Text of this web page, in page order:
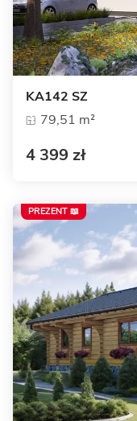
KA142 SZ
79,51 m²
4 399 zł
PREZENT 📖